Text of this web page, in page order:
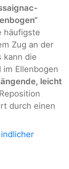
häufigste
Zug an der
kann die
Ellenbogen
leicht
durch einen